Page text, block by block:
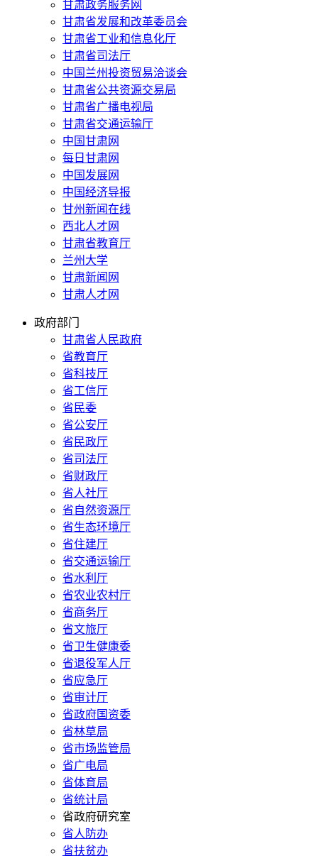
甘肃政务服务网
甘肃省发展和改革委员会
甘肃省工业和信息化厅
甘肃省司法厅
中国兰州投资贸易洽谈会
甘肃省公共资源交易局
甘肃省广播电视局
甘肃省交通运输厅
中国甘肃网
每日甘肃网
中国发展网
中国经济导报
甘州新闻在线
西北人才网
甘肃省教育厅
兰州大学
甘肃新闻网
甘肃人才网
政府部门
甘肃省人民政府
省教育厅
省科技厅
省工信厅
省民委
省公安厅
省民政厅
省司法厅
省财政厅
省人社厅
省自然资源厅
省生态环境厅
省住建厅
省交通运输厅
省水利厅
省农业农村厅
省商务厅
省文旅厅
省卫生健康委
省退役军人厅
省应急厅
省审计厅
省政府国资委
省林草局
省市场监管局
省广电局
省体育局
省统计局
省政府研究室
省人防办
省扶贫办